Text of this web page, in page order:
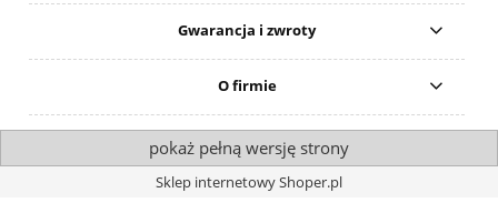
Gwarancja i zwroty
O firmie
pokaż pełną wersję strony
Sklep internetowy Shoper.pl